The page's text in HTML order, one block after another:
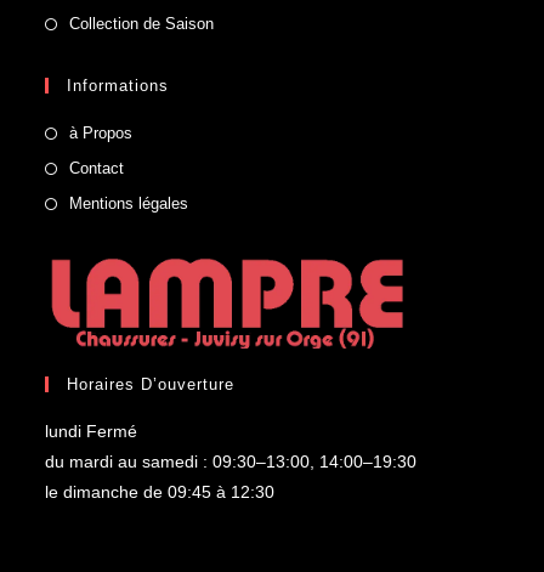
Collection de Saison
Informations
à Propos
Contact
Mentions légales
Horaires D’ouverture
lundi Fermé
du mardi au samedi : 09:30–13:00, 14:00–19:30
le dimanche de 09:45 à 12:30